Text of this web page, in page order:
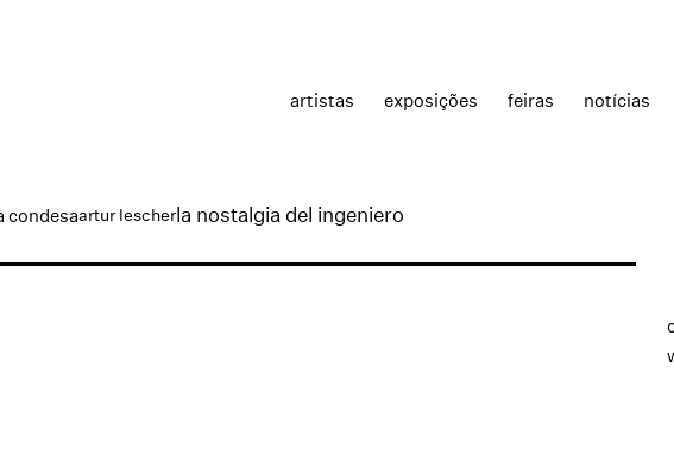
artistas exposições feiras notícias
la nostalgia del ingeniero
artur lescher
condesa